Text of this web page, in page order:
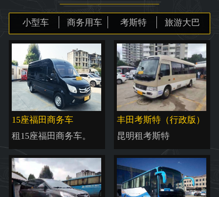
联系我们
小型车 商务用车 考斯特 旅游大巴
15座福田商务车
租15座福田商务车。
丰田考斯特（行政版）
昆明租考斯特